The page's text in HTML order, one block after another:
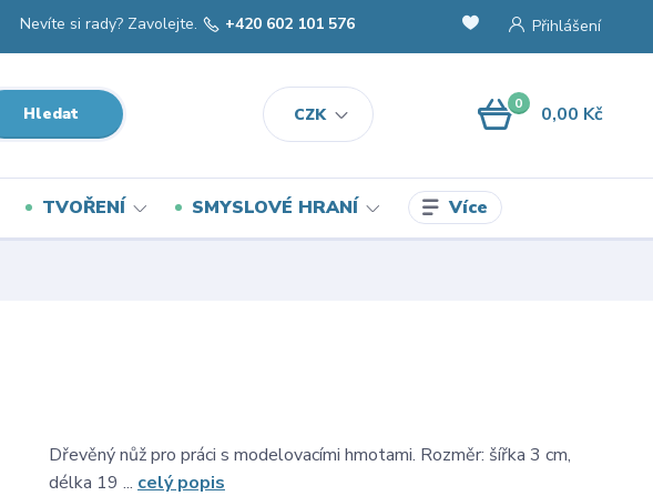
CZK
Přihlášení
Hledat
Nevíte si rady? Zavolejte. +420 602 101 576
0 0,00 Kč
TVOŘENÍ SMYSLOVÉ HRANÍ Více
Dřevěný nůž pro práci s modelovacími hmotami. Rozměr: šířka 3 cm,
délka 19 ... celý popis